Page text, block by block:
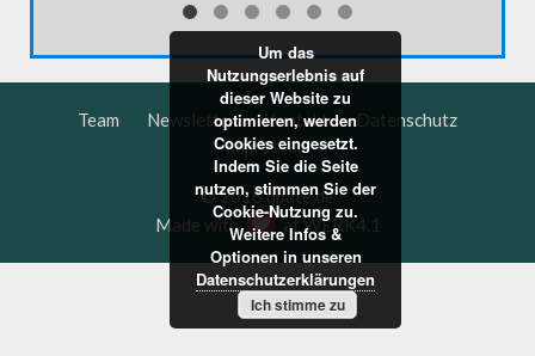
Team Newsletter Kontakt
Datenschutz
Impressum
© 2016 dbate.de
Made with
atWERK4.1
Um das
Nutzungserlebnis auf
dieser Website zu
optimieren, werden
Cookies eingesetzt.
Indem Sie die Seite
nutzen, stimmen Sie der
Cookie-Nutzung zu.
Weitere Infos &
Optionen in unseren
Datenschutzerklärungen
Ich stimme zu